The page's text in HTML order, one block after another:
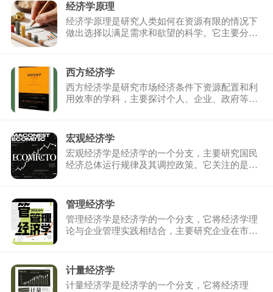
经济学原理
经济学原理是研究人类如何在资源有限的情况下
做出选择以满足需求和欲望的科学。它主要分为
西方经济学
西方经济学是研究市场经济条件下资源配置和利
用效率的学科，主要探讨个人、企业、政府等经
宏观经济学
宏观经济学是经济学的一个分支，主要研究国民
经济总体运行规律及其调控政策。它关注的是整
管理经济学
管理经济学是经济学的一个分支，它将经济学理
论与企业管理实践相结合，主要研究企业在市场
计量经济学
计量经济学是经济学的一个分支，它将经济理